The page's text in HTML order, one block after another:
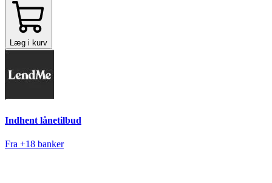
Læg i kurv
Indhent lånetilbud
Fra +18 banker